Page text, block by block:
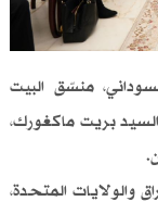
منسّق البيت
بريت ماكغورك،
والولايات المتحدة،